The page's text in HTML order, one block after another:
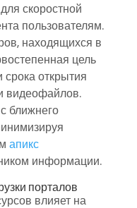
скоростной
пользователям.
находящихся в
цель
открытия
видеофайлов.
ближнего
апикс
информации.
порталов
влияет на